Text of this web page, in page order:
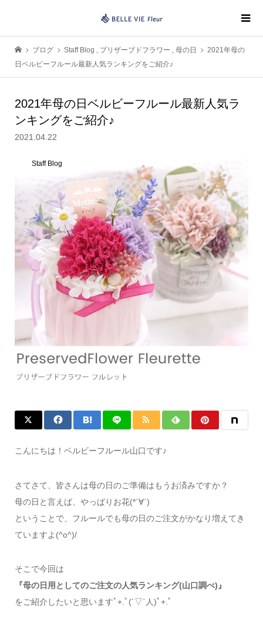
ブログ Staff Blog , プリザーブドフラワー , 母の日
2021年母の
日ベルビーフルール最新人気ランキングをご紹介♪
2021年母の日ベルビーフルール最新人気ラ
ンキングをご紹介♪
2021.04.22
Staff Blog
こんにちは！ベルビーフルール山口です♪
さてさて、皆さんは母の日のご準備はもうお済みですか？
母の日と言えば、やっぱりお花(*´∀`)
ということで、フルールでも母の日のご注文がかなり増えてき
ていますよ(^o^)/
そこで今回は
『母の日用としてのご注文の人気ランキング(山口調べ)』
をご紹介したいと思いますﾟ+.ﾟ(´▽`人)ﾟ+.ﾟ